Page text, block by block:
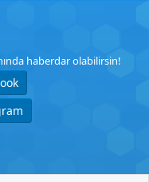
haberdar olabilirsin!